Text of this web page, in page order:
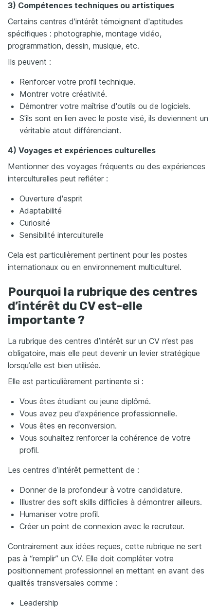
3) Compétences techniques ou artistiques
Certains centres d'intérêt témoignent d'aptitudes
spécifiques : photographie, montage vidéo,
programmation, dessin, musique, etc.
Ils peuvent :
Renforcer votre profil technique.
Montrer votre créativité.
Démontrer votre maîtrise d'outils ou de logiciels.
S'ils sont en lien avec le poste visé, ils deviennent un
véritable atout différenciant.
4) Voyages et expériences culturelles
Mentionner des voyages fréquents ou des expériences
interculturelles peut refléter :
Ouverture d'esprit
Adaptabilité
Curiosité
Sensibilité interculturelle
Cela est particulièrement pertinent pour les postes
internationaux ou en environnement multiculturel.
Pourquoi la rubrique des centres
d’intérêt du CV est-elle
importante ?
La rubrique des centres d’intérêt sur un CV n’est pas
obligatoire, mais elle peut devenir un levier stratégique
lorsqu’elle est bien utilisée.
Elle est particulièrement pertinente si :
Vous êtes étudiant ou jeune diplômé.
Vous avez peu d’expérience professionnelle.
Vous êtes en reconversion.
Vous souhaitez renforcer la cohérence de votre
profil.
Les centres d’intérêt permettent de :
Donner de la profondeur à votre candidature.
Illustrer des soft skills difficiles à démontrer ailleurs.
Humaniser votre profil.
Créer un point de connexion avec le recruteur.
Contrairement aux idées reçues, cette rubrique ne sert
pas à “remplir” un CV. Elle doit compléter votre
positionnement professionnel en mettant en avant des
qualités transversales comme :
Leadership